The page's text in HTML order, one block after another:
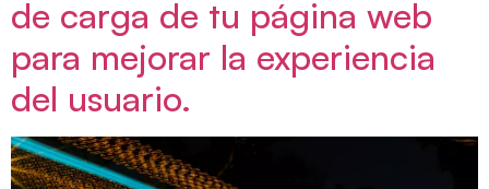
de carga de tu página web
para mejorar la experiencia
del usuario.